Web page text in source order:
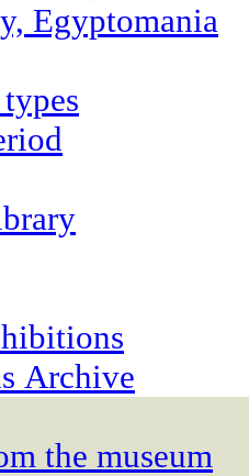
Egyptomania
Archive
the museum